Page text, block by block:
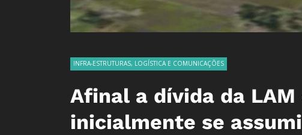
INFRA-ESTRUTURAS, LOGÍSTICA E COMUNICAÇÕES
Afinal a dívida da
inicialmente se